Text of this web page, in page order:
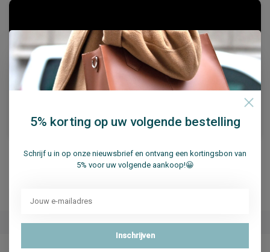
Merk Su.B.dgn
5% korting op uw volgende bestelling
Schrijf u in op onze nieuwsbrief en ontvang een kortingsbon van
5% voor uw volgende aankoop!😀
Inschrijven